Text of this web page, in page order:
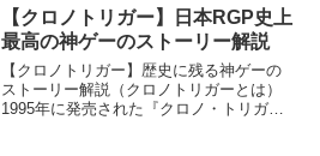
なく、ストーリーをスムーズに進める上
で有用だった装備品をピ...
【クロノトリガー】日本RGP史上
最高の神ゲーのストーリー解説
【クロノトリガー】歴史に残る神ゲーの
ストーリー解説（クロノトリガーとは）
1995年に発売された『クロノ・トリガ